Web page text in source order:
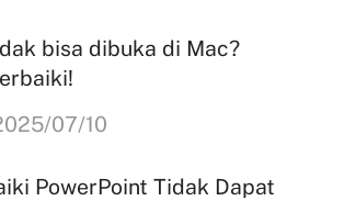
bisa dibuka di Mac?
07/10
PowerPoint Tidak Dapat